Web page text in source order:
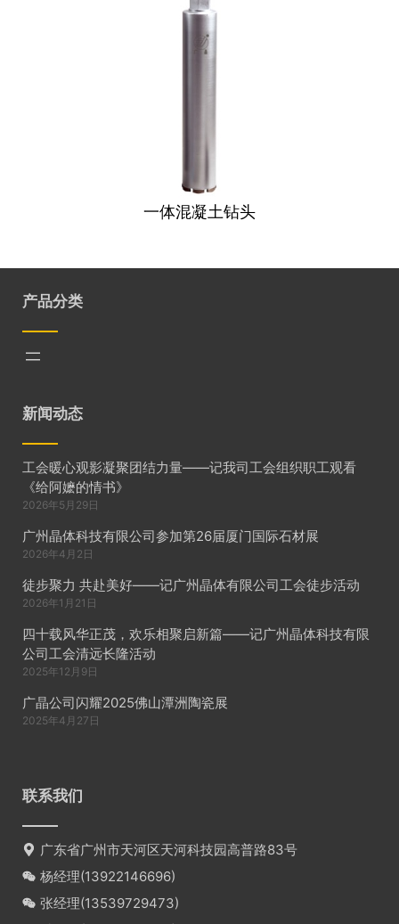
一体混凝土钻头
产品分类
新闻动态
工会暖心观影凝聚团结力量——记我司工会组织职工观看
《给阿嬷的情书》
2026年5月29日
广州晶体科技有限公司参加第26届厦门国际石材展
2026年4月2日
徒步聚力 共赴美好——记广州晶体有限公司工会徒步活动
2026年1月21日
四十载风华正茂，欢乐相聚启新篇——记广州晶体科技有限
公司工会清远长隆活动
2025年12月9日
广晶公司闪耀2025佛山潭洲陶瓷展
2025年4月27日
联系我们
广东省广州市天河区天河科技园高普路83号
杨经理(13922146696)
张经理(13539729473)